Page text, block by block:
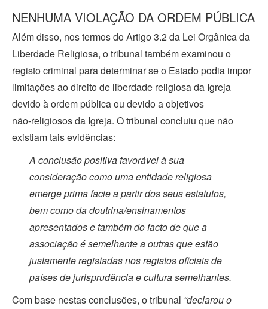
NENHUMA VIOLAÇÃO DA ORDEM PÚBLICA
Além disso, nos termos do Artigo 3.2 da Lei Orgânica da
Liberdade Religiosa, o tribunal também examinou o
registo criminal para determinar se o Estado podia impor
limitações ao direito de liberdade religiosa da Igreja
devido à ordem pública ou devido a objetivos
não‑religiosos da Igreja. O tribunal concluiu que não
existiam tais evidências:
A conclusão positiva favorável à sua
consideração como uma entidade religiosa
emergeprima faciea partir dos seus estatutos,
bem como da doutrina/ensinamentos
apresentados e também do facto de que a
associação é semelhante a outras que estão
justamente registadas nos registos oficiais de
países de jurisprudência e cultura semelhantes.
Com base nestas conclusões, o tribunal “declarou o